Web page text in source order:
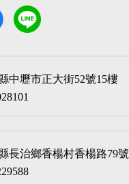
中壢市正大街52號15樓
長治鄉香楊村香楊路79號